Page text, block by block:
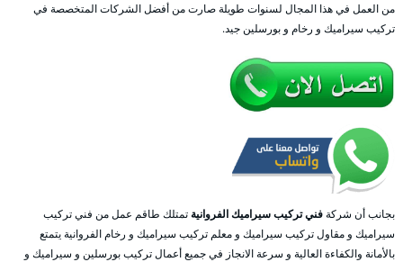
من العمل في هذا المجال لسنوات طويلة صارت من أفضل الشركات المتخصصة في
تركيب سيراميك و رخام و بورسلين جيد.
بجانب أن شركةفني تركيب سيراميك الفروانية تمتلك طاقم عمل من فني تركيب
سيراميك و مقاول تركيب سيراميك و معلم تركيب سيراميك و رخام الفروانية يتمتع
بالأمانة والكفاءة العالية و سرعة الانجاز في جميع أعمال تركيب بورسلين و سيراميك و